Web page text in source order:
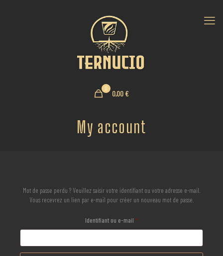
0
0,00 €
My account
Mot de passe perdu ? Veuillez saisir votre identifiant ou votre adresse e-mail.
Vous recevrez un lien par e-mail pour créer un nouveau mot de passe.
Identifiant ou e-mail *Obligatoire